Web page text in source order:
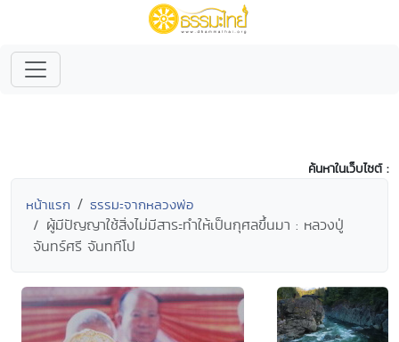
ค้นหาในเว็บไซต์ :
หน้าแรก ธรรมะจากหลวงพ่อ
ผู้มีปัญญาใช้สิ่งไม่มีสาระทำให้เป็นกุศลขึ้นมา : หลวงปู่
จันทร์ศรี จันททีโป